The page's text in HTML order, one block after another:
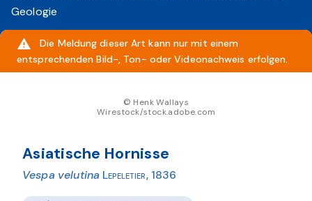
Geologie
Die Meldung dieser Art kann nur mit einem
entsprechenden Bild-, Ton- oder Videonachweis erfolgen.
© Henk Wallays
Wirestock/stock.adobe.com
Asiatische Hornisse
Vespa velutina Lepeletier, 1836